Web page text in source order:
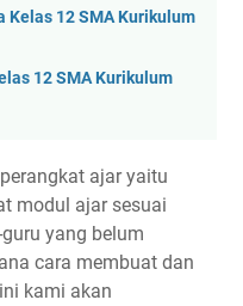
Kelas 12 SMA Kurikulum
12 SMA Kurikulum
ajar yaitu
modul ajar sesuai
yang belum
cara membuat dan
kami akan